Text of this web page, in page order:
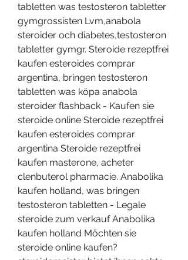
tabletten was testosteron tabletter
gymgrossisten Lvm,anabola
steroider och diabetes,testosteron
tabletter gymgr. Steroide rezeptfrei
kaufen esteroides comprar
argentina, bringen testosteron
tabletten was köpa anabola
steroider flashback - Kaufen sie
steroide online Steroide rezeptfrei
kaufen esteroides comprar
argentina Steroide rezeptfrei
kaufen masterone, acheter
clenbuterol pharmacie. Anabolika
kaufen holland, was bringen
testosteron tabletten - Legale
steroide zum verkauf Anabolika
kaufen holland Möchten sie
steroide online kaufen?